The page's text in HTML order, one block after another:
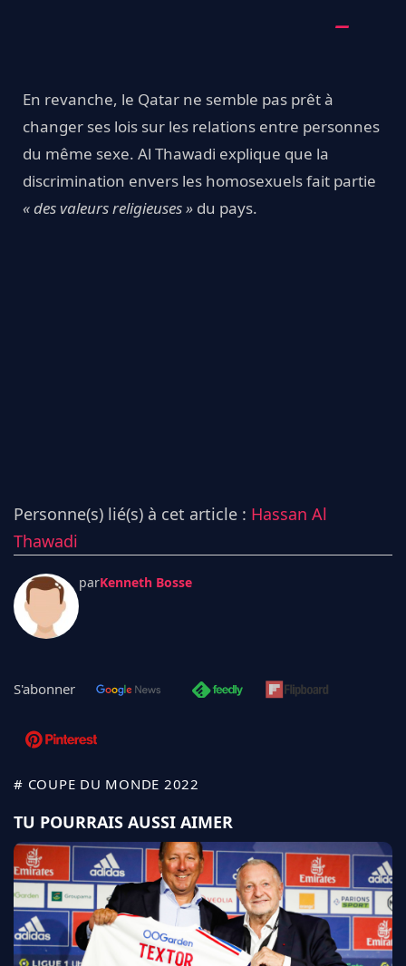
En revanche, le Qatar ne semble pas prêt à
changer ses lois sur les relations entre personnes
du même sexe. Al Thawadi explique que la
discrimination envers les homosexuels fait partie
« des valeurs religieuses » du pays.
Personne(s) lié(s) à cet article : Hassan Al
Thawadi
parKenneth Bosse
S'abonner
# COUPE DU MONDE 2022
TU POURRAIS AUSSI AIMER